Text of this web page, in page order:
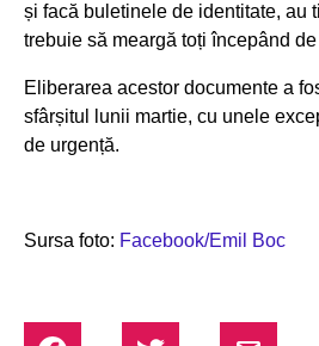
și facă buletinele de identitate, au
trebuie să meargă toți începând
Eliberarea acestor documente a
sfârșitul lunii martie, cu unele
de urgență.
Sursa foto: Facebook/Emil Boc